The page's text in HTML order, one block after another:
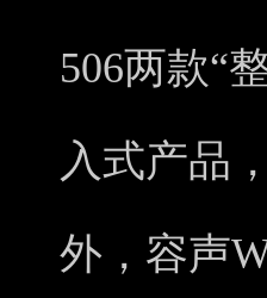
506两款“
入式产品
外，容声